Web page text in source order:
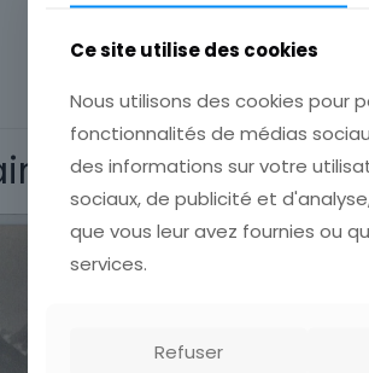
Département
Thème
Sous-thème
Type
Ce site utilise des cookies
Nous utilisons des cookies pour
fonctionnalités de médias
des informations sur votre
sociaux, de publicité et
que vous leur avez fournies ou
services.
Refuser